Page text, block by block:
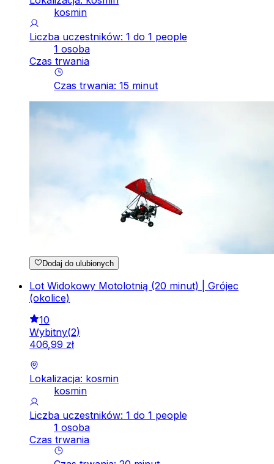
kosmin
Liczba uczestników: 1 do 1 people
1 osoba
Czas trwania
Czas trwania: 15 minut
Dodaj do ulubionych
Lot Widokowy Motolotnią (20 minut) | Grójec
(okolice)
10
Wybitny(2)
406,99 zł
Lokalizacja: kosmin
kosmin
Liczba uczestników: 1 do 1 people
1 osoba
Czas trwania